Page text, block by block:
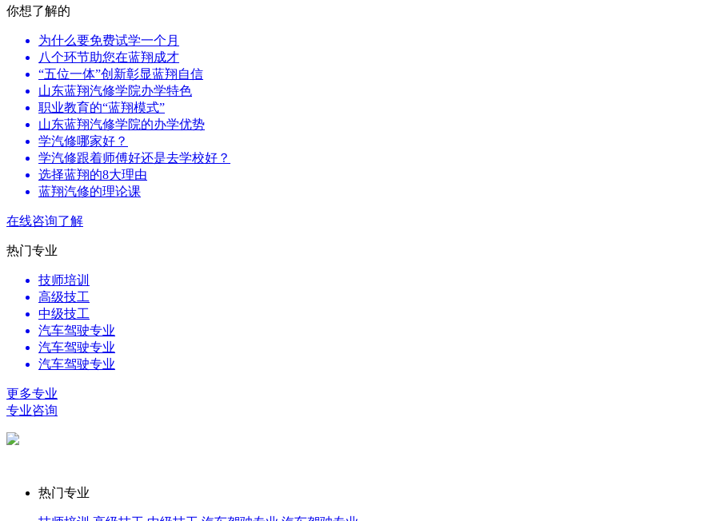
你想了解的
为什么要免费试学一个月
八个环节助您在蓝翔成才
“五位一体”创新彰显蓝翔自信
山东蓝翔汽修学院办学特色
职业教育的“蓝翔模式”
山东蓝翔汽修学院的办学优势
学汽修哪家好？
学汽修跟着师傅好还是去学校好？
选择蓝翔的8大理由
蓝翔汽修的理论课
在线咨询了解
热门专业
技师培训
高级技工
中级技工
汽车驾驶专业
汽车驾驶专业
汽车驾驶专业
更多专业
专业咨询
热门专业